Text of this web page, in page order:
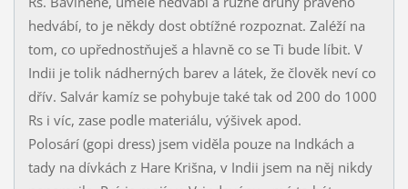
hedvábí, to je někdy dost obtížné rozpoznat. Zaléží na
tom, co upřednostňuješ a hlavně co se Ti bude líbit. V
Indii je tolik nádherných barev a látek, že člověk neví co
dřív. Salvár kamíz se pohybuje také tak od 200 do 1000
Rs i víc, zase podle materiálu, výšivek apod.
Polosárí (gopi dress) jsem viděla pouze na Indkách a
tady na dívkách z Hare Krišna, v Indii jsem na něj nikdy